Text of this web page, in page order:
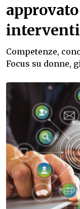
Competenze,
Focus su donne,